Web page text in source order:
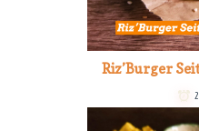
Riz’Burger